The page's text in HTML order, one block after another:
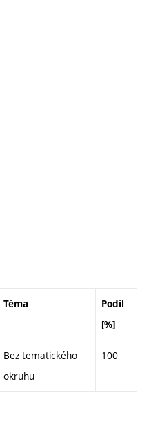
Téma
Podíl
[%]
Bez tematického
okruhu
100